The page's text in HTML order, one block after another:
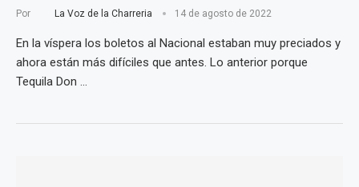
Por La Voz de la Charreria 14 de agosto de 2022
En la víspera los boletos al Nacional estaban muy preciados y
ahora están más difíciles que antes. Lo anterior porque
Tequila Don …